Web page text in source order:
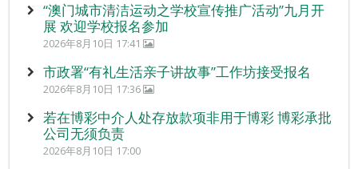
“澳门城市清洁运动之学校宣传推广活动”九月开
展 欢迎学校报名参加
2026年8月10日 17:41
市政署“有礼生活亲子讲故事”工作坊接受报名
2026年8月10日 17:36
若在博彩中介人处存放款项非用于博彩 博彩承批
公司无须负责
2026年8月10日 17:00